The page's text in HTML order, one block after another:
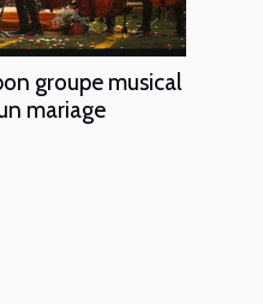
groupe musical
mariage